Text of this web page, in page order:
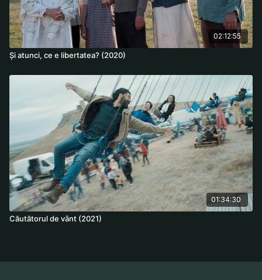
02:12:55
Și atunci, ce e libertatea? (2020)
01:34:30
Căutătorul de vânt (2021)